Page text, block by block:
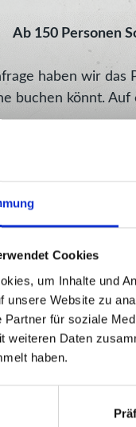
Cookies
um Inhalte und
unsere Website zu
Partner für soziale
weiteren Daten
haben.
Ab 150 Personen
haben wir das
buchen könnt.